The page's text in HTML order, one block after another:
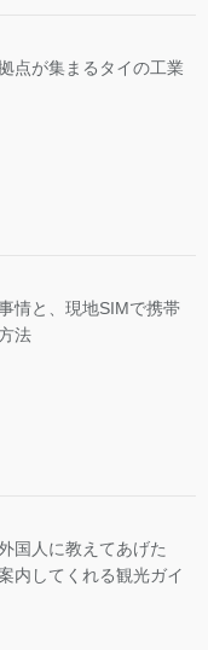
点が集まるタイの工業
情と、現地SIMで携帯
法
国人に教えてあげた
内してくれる観光ガイ